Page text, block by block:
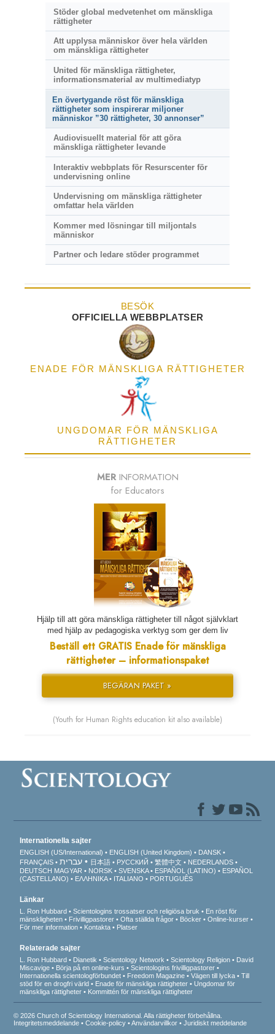
Stöder global medvetenhet om mänskliga
rättigheter
Att upplysa människor över hela världen
om mänskliga rättigheter
United för mänskliga rättigheter,
informationsmaterial av multimediatyp
En övertygande röst för mänskliga
rättigheter som inspirerar miljoner
människor ”30 rättigheter, 30 annonser”
Audiovisuellt material för att göra
mänskliga rättigheter levande
Interaktiv webbplats för Resurscenter för
undervisning online
Undervisning om mänskliga rättigheter
omfattar hela världen
Kommer med lösningar till miljontals
människor
Partner och ledare stöder programmet
BESÖK
OFFICIELLA WEBBPLATSER
ENADE FÖR MÄNSKLIGA RÄTTIGHETER
UNGDOMAR FÖR MÄNSKLIGA
RÄTTIGHETER
MER INFORMATION
for Educators
Hjälp till att göra mänskliga rättigheter till något självklart
med hjälp av pedagogiska verktyg som ger dem liv
Beställ ett GRATIS Enade för mänskliga
rättigheter – informationspaket
BEGÄRAN PAKET »
(Youth for Human Rights education kit also available)
Internationella sajter
ENGLISH (US/International) ENGLISH (United Kingdom)
DANSK
FRANÇAIS
עברית 日本語 РУССКИЙ 繁體中文
NEDERLANDS
DEUTSCH MAGYAR NORSK SVENSKA ESPAÑOL (LATINO)
ESPAÑOL
(CASTELLANO)
ΕΛΛΗΝΙΚA ITALIANO PORTUGUÊS
Länkar
L. Ron Hubbard Scientologins trossatser och religiösa bruk
En röst för
mänskligheten
Frivilligpastorer Ofta ställda frågor Böcker
Online-kurser
För mer information
Kontakta Platser
Relaterade sajter
L. Ron Hubbard Dianetik Scientology Network Scientology Religion
David
Miscavige
Börja på en online-kurs
Scientologins frivilligpastorer
Internationella scientologförbundet
Freedom Magazine Vägen till lycka
Till
stöd för en drogfri värld
Enade för mänskliga rättigheter
Ungdomar för
mänskliga rättigheter
Kommittén för mänskliga rättigheter
© 2026 Church of Scientology International. Alla rättigheter förbehållna.
Integritetsmeddelande •Cookie-policy •Användarvillkor •Juridiskt meddelande